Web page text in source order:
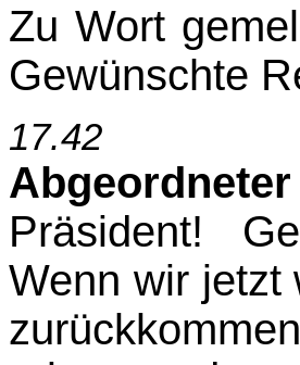
Zu Wort
Gewünschte
17.42
Abgeordneter
Präsident!
Wenn wir jetzt